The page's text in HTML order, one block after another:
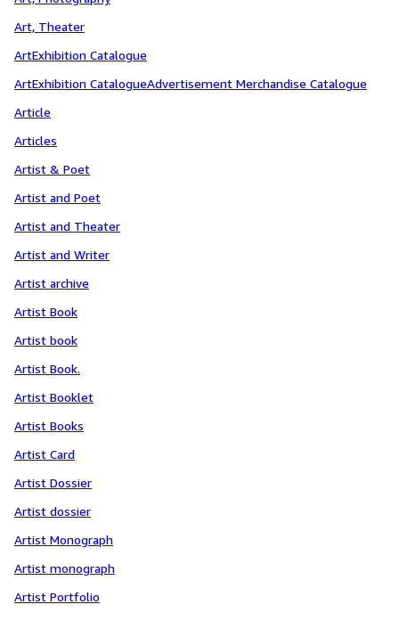
Art, Theater
ArtExhibition Catalogue
ArtExhibition CatalogueAdvertisement Merchandise Catalogue
Article
Articles
Artist & Poet
Artist and Poet
Artist and Theater
Artist and Writer
Artist archive
Artist Book
Artist book
Artist Book.
Artist Booklet
Artist Books
Artist Card
Artist Dossier
Artist dossier
Artist Monograph
Artist monograph
Artist Portfolio